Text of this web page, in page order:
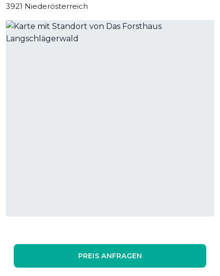
3921 Niederösterreich
PREIS ANFRAGEN